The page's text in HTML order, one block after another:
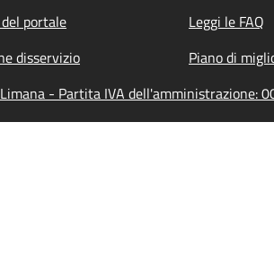
portale
Leggi le FAQ
disservizio
Piano di
- Partita IVA dell'amministrazione: